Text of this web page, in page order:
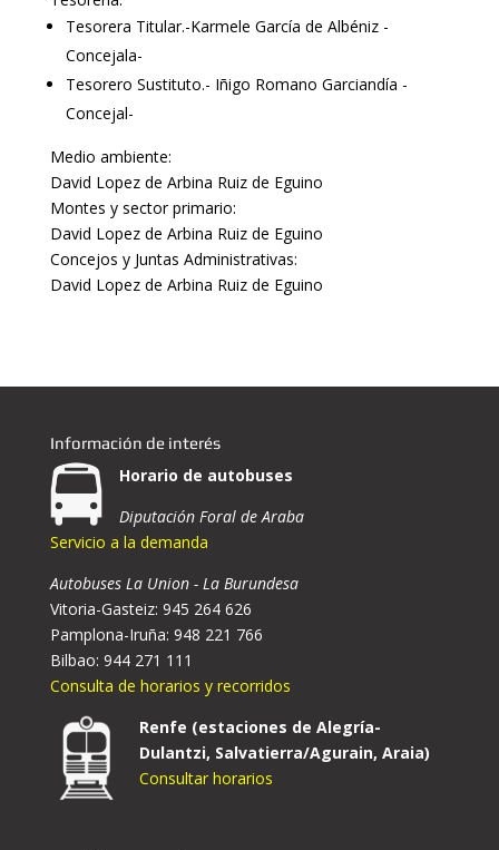
Tesorera Titular.-Karmele García de Albéniz -
Concejala-
Tesorero Sustituto.- Iñigo Romano Garciandía -
Concejal-
Medio ambiente:
David Lopez de Arbina Ruiz de Eguino
Montes y sector primario:
David Lopez de Arbina Ruiz de Eguino
Concejos y Juntas Administrativas:
David Lopez de Arbina Ruiz de Eguino
Información de interés
Horario de autobuses
Diputación Foral de Araba
Servicio a la demanda
Autobuses La Union - La Burundesa
Vitoria-Gasteiz: 945 264 626
Pamplona-Iruña: 948 221 766
Bilbao: 944 271 111
Consulta de horarios y recorridos
Renfe (estaciones de Alegría-
Dulantzi, Salvatierra/Agurain, Araia)
Consultar horarios